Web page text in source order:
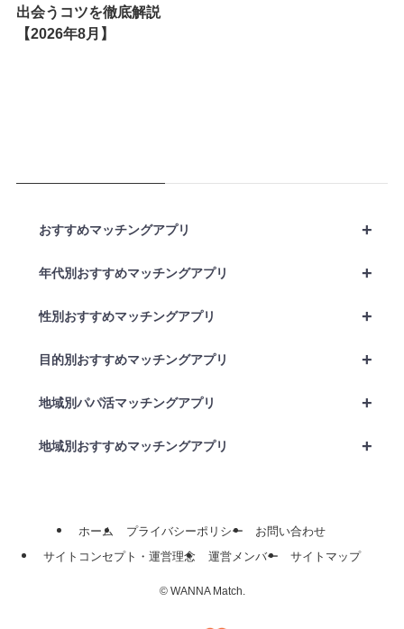
出会うコツを徹底解説
【2026年8月】
+
おすすめマッチングアプリ
+
年代別おすすめマッチングアプリ
+
性別おすすめマッチングアプリ
+
目的別おすすめマッチングアプリ
+
地域別パパ活マッチングアプリ
+
地域別おすすめマッチングアプリ
ホーム プライバシーポリシー
お問い合わせ
サイトコンセプト・運営理念
運営メンバー サイトマップ
©WANNA Match.